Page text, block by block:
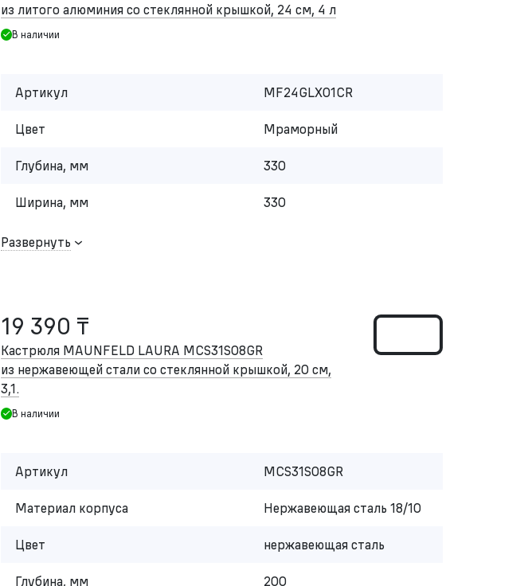
из литого алюминия со стеклянной крышкой, 24 см, 4 л
В наличии
Артикул MF24GLX01CR
Цвет Мраморный
Глубина, мм 330
Ширина, мм 330
Развернуть
19 390 ₸
Кастрюля MAUNFELD LAURA MCS31S08GR
из нержавеющей стали со стеклянной крышкой, 20 см,
3,1.
В наличии
Артикул MCS31S08GR
Материал корпуса Нержавеющая сталь 18/10
Цвет нержавеющая сталь
Глубина, мм 200